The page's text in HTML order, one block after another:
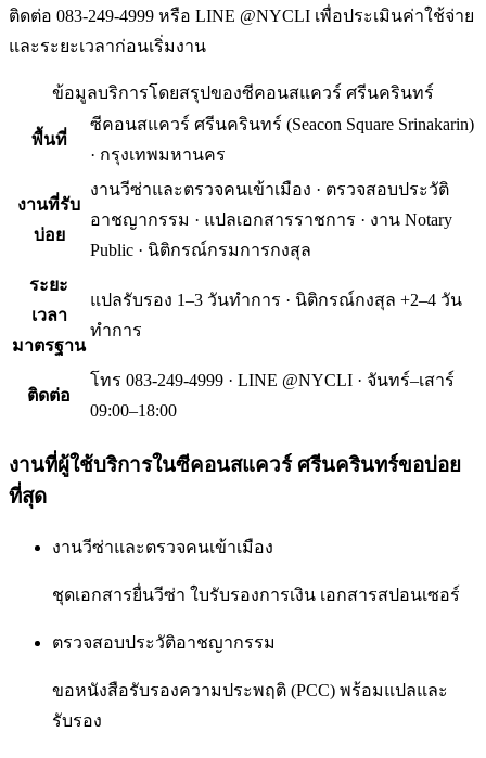
ติดต่อ 083-249-4999 หรือ LINE @NYCLI เพื่อประเมินค่าใช้จ่าย
และระยะเวลาก่อนเริ่มงาน
ข้อมูลบริการโดยสรุปของซีคอนสแควร์ ศรีนครินทร์
พื้นที่
ซีคอนสแควร์ ศรีนครินทร์ (Seacon Square Srinakarin)
· กรุงเทพมหานคร
งานที่รับ
บ่อย
งานวีซ่าและตรวจคนเข้าเมือง · ตรวจสอบประวัติ
อาชญากรรม · แปลเอกสารราชการ · งาน Notary
Public · นิติกรณ์กรมการกงสุล
ระยะ
เวลา
มาตรฐาน
แปลรับรอง 1–3 วันทำการ · นิติกรณ์กงสุล +2–4 วัน
ทำการ
ติดต่อ
โทร 083-249-4999 · LINE @NYCLI · จันทร์–เสาร์
09:00–18:00
งานที่ผู้ใช้บริการในซีคอนสแควร์ ศรีนครินทร์ขอบ่อย
ที่สุด
งานวีซ่าและตรวจคนเข้าเมือง
ชุดเอกสารยื่นวีซ่า ใบรับรองการเงิน เอกสารสปอนเซอร์
ตรวจสอบประวัติอาชญากรรม
ขอหนังสือรับรองความประพฤติ (PCC) พร้อมแปลและ
รับรอง